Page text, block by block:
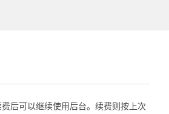
后可以继续使用后台。续费则按上次